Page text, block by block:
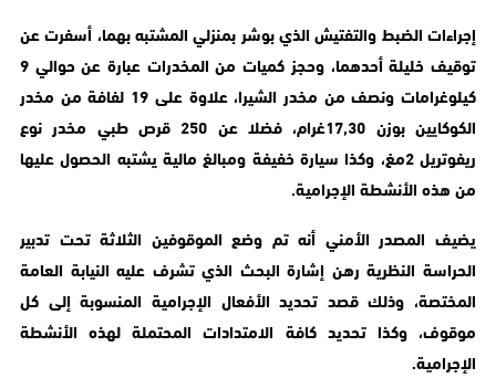
إجراءات الضبط والتفتيش الذي بوشر بمنزلي المشتبه بهما، أسفرت عن
توقيف خليلة أحدهما، وحجز كميات من المخدرات عبارة عن حوالي 9
كيلوغرامات ونصف من مخدر الشيرا، علاوة على 19 لفافة من مخدر
الكوكايين بوزن 17,30غرام، فضلا عن 250 قرص طبي مخدر نوع
ريفوتريل 2مغ، وكذا سيارة خفيفة ومبالغ مالية يشتبه الحصول عليها
من هذه الأنشطة الإجرامية.
يضيف المصدر الأمني أنه تم وضع الموقوفين الثلاثة تحت تدبير
الحراسة النظرية رهن إشارة البحث الذي تشرف عليه النيابة العامة
المختصة، وذلك قصد تحديد الأفعال الإجرامية المنسوبة إلى كل
موقوف، وكذا تحديد كافة الامتدادات المحتملة لهذه الأنشطة
الإجرامية.